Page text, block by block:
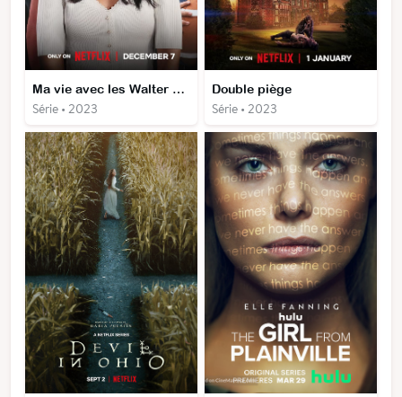
Ma vie avec les Walter Boys
Série • 2023
Double piège
Série • 2023